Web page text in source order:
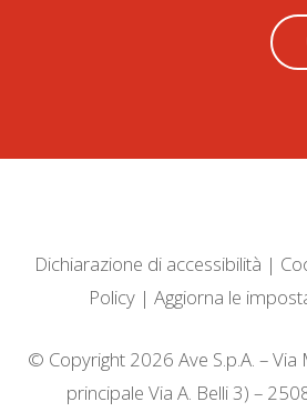
Dichiarazione di accessibilità |
Policy| Aggiorna le
© Copyright 2026 Ave S.p.A. – Via
principale Via A. Belli 3) –